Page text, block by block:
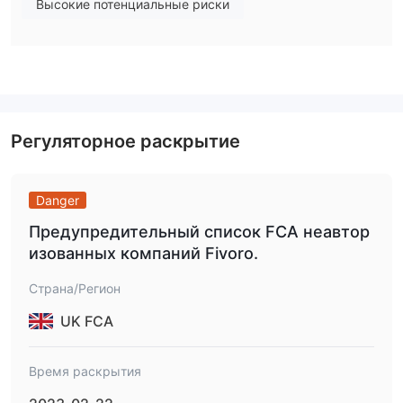
Примечание. Дата снимка экрана — 29 января 2023 года.
WikiFX предоставляет динамические оценки, которые будут
динамики брокера. Таким образом, баллы, полученные в
настоящее время, не представляют собой прошлые и
будущие баллы.
Fivoroрекламирует, что предлагает доступ к более чем 100
активам, включая валюты, товары, акции, индексы и
FivoroСчета s можно разделить на пять категорий, включая
Высокие потенциальные риски
Регуляторное раскрытие
Danger
Предупредительный список FCA неавтор
изованных компаний Fivoro.
Страна/Регион
UK FCA
Время раскрытия